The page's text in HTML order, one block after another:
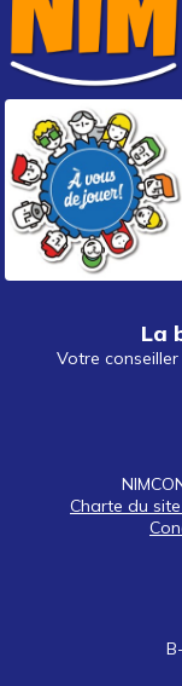
La
Votre
Charte du